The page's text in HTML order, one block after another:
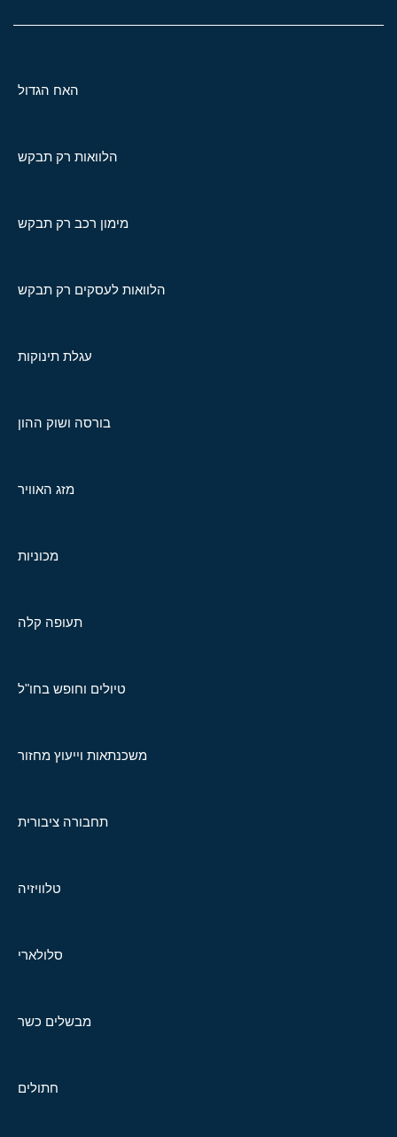
האח הגדול
הלוואות רק תבקש
מימון רכב רק תבקש
הלוואות לעסקים רק תבקש
עגלת תינוקות
בורסה ושוק ההון
מזג האוויר
מכוניות
תעופה קלה
טיולים וחופש בחו"ל
משכנתאות וייעוץ מחזור
תחבורה ציבורית
טלוויזיה
סלולארי
מבשלים כשר
חתולים